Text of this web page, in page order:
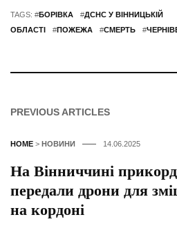
TAGS: #БОРІВКА #ДСНС У ВІННИЦЬКІЙ
ОБЛАСТІ
#ПОЖЕЖА #СМЕРТЬ #
PREVIOUS ARTICLES
HOME > НОВИНИ 14.06.2025
На Вінниччині
передали дрони для
на кордоні